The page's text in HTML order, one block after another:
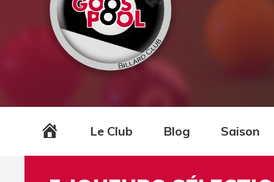
AccueilLe Club Blog Saison